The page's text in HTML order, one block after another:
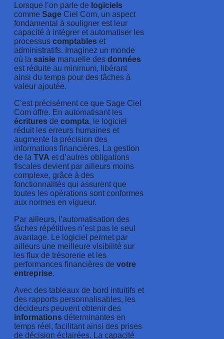
Lorsque l’on parle de logiciels
comme Sage Ciel Com, un aspect
fondamental à souligner est leur
capacité à intégrer et automatiser les
processus comptables et
administratifs. Imaginez un monde
où la saisie manuelle des données
est réduite au minimum, libérant
ainsi du temps pour des tâches à
valeur ajoutée.
C’est précisément ce que Sage Ciel
Com offre. En automatisant les
écritures de compta, le logiciel
réduit les erreurs humaines et
augmente la précision des
informations financières. La gestion
de la TVA et d’autres obligations
fiscales devient par ailleurs moins
complexe, grâce à des
fonctionnalités qui assurent que
toutes les opérations sont conformes
aux normes en vigueur.
Par ailleurs, l’automatisation des
tâches répétitives n’est pas le seul
avantage. Le logiciel permet par
ailleurs une meilleure visibilité sur
les flux de trésorerie et les
performances financières de votre
entreprise.
Avec des tableaux de bord intuitifs et
des rapports personnalisables, les
décideurs peuvent obtenir des
informations déterminantes en
temps réel, facilitant ainsi des prises
de décision éclairées. La capacité